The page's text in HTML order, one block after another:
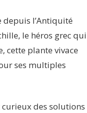
l’Antiquité
le héros grec qui
cette plante vivace
ses multiples
des solutions